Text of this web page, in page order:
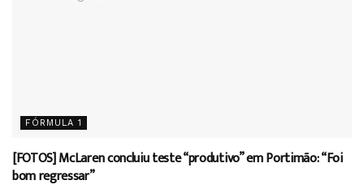
FÓRMULA 1
[FOTOS] McLaren concluiu teste “produtivo” em Portimão: “Foi
bom regressar”